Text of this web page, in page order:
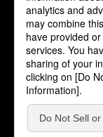
ABJマークは
テンツ使用
番号 第
流通協議会］